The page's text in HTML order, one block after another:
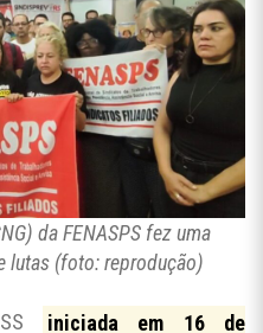
da FENASPS fez uma
lutas (foto: reprodução)
iniciada em 16 de